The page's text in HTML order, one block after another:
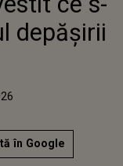
depășirii
în Google